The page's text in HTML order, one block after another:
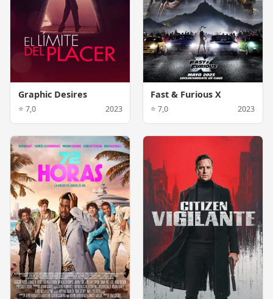
Graphic Desires
⭐ 7,0 2023
Fast & Furious X
⭐ 7,0 2023